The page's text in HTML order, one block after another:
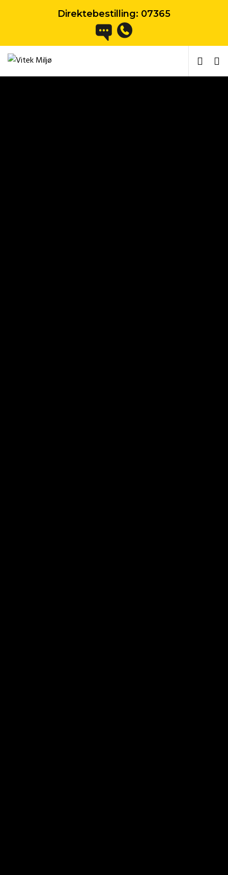
Direktebestilling: 07365